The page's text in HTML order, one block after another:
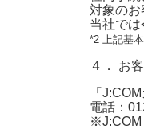
対象の
当社で
*2 上記基
４． お
「
電話：